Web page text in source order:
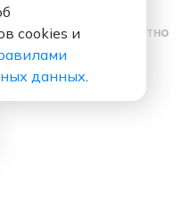
Слушать бесплатно
Mc Dricka
cookies и
данных.